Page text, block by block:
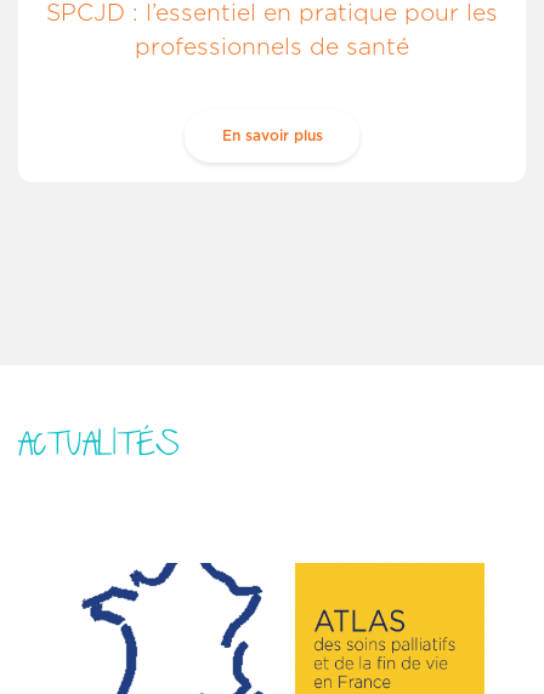
SPCJD : l’essentiel en pratique pour les
professionnels de santé
En savoir plus
ACTUALITÉS